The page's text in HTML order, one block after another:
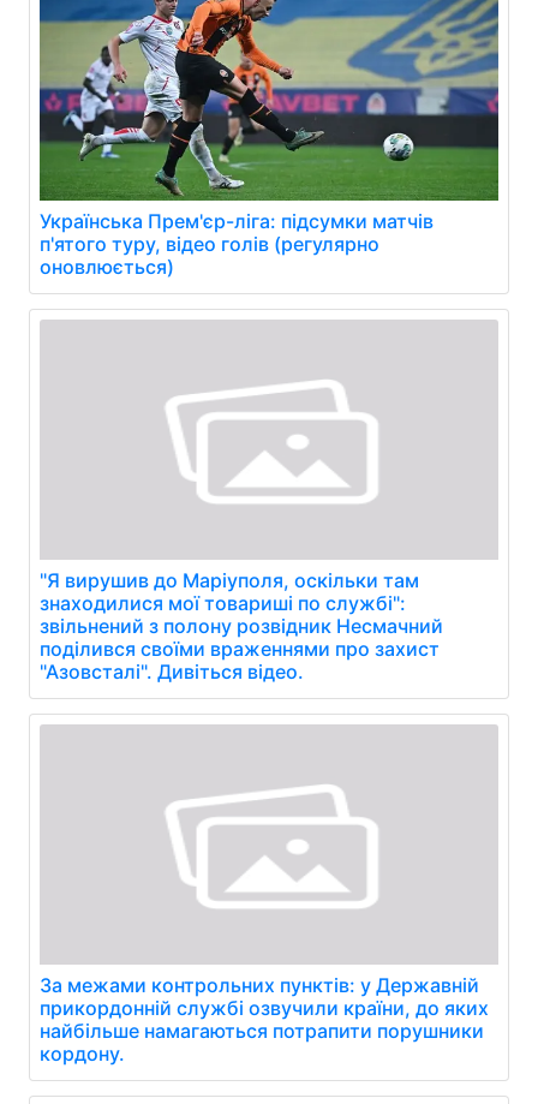
Українська Прем'єр-ліга: підсумки матчів
п'ятого туру, відео голів (регулярно
оновлюється)
"Я вирушив до Маріуполя, оскільки там
знаходилися мої товариші по службі":
звільнений з полону розвідник Несмачний
поділився своїми враженнями про захист
"Азовсталі". Дивіться відео.
За межами контрольних пунктів: у Державній
прикордонній службі озвучили країни, до яких
найбільше намагаються потрапити порушники
кордону.